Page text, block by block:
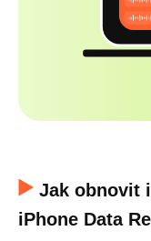
Jak obnovit
iPhone Data